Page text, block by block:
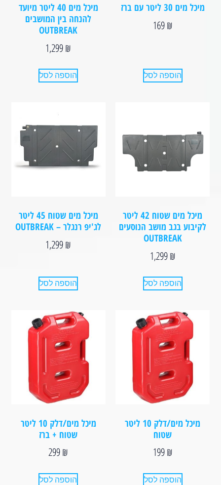
מיכל מים 30 ליטר עם ברז
169₪
הוספה לסל
מיכל מים 40 ליטר מיועד
להנחה בין המושבים
OUTBREAK
1,299₪
הוספה לסל
מיכל מים שטוח 42 ליטר
לקיבוע בגב מושב הנוסעים
OUTBREAK
1,299₪
הוספה לסל
מיכל מים שטוח 45 ליטר
לג'יפ רנגלר – OUTBREAK
1,299₪
הוספה לסל
מיכל מים/דלק 10 ליטר
שטוח
199₪
הוספה לסל
מיכל מים/דלק 10 ליטר
שטוח + ברז
299₪
הוספה לסל